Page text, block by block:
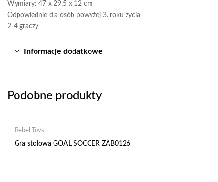
Wymiary: 47 x 29,5 x 12 cm
Odpowiednie dla osób powyżej 3. roku życia
2-4 graczy
Informacje dodatkowe
Podobne produkty
Rebel Toys
Gra stołowa GOAL SOCCER ZAB0126